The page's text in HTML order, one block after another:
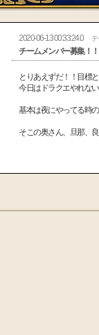
2020-06-13 00:33:24.0 テ
チームメンバー募集！！
とりあえずだ！！目標
今日はドラクエやれな
基本は夜にやってる時
そこの奥さん、旦那、